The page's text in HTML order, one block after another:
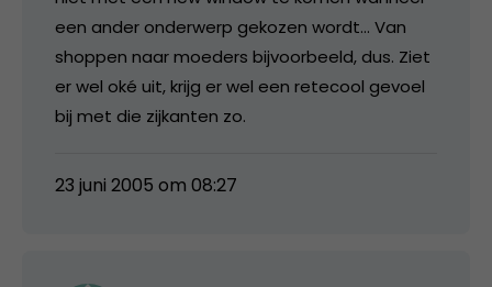
een ander onderwerp gekozen wordt… Van
shoppen naar moeders bijvoorbeeld, dus. Ziet
er wel oké uit, krijg er wel een retecool gevoel
bij met die zijkanten zo.
23 juni 2005 om 08:27